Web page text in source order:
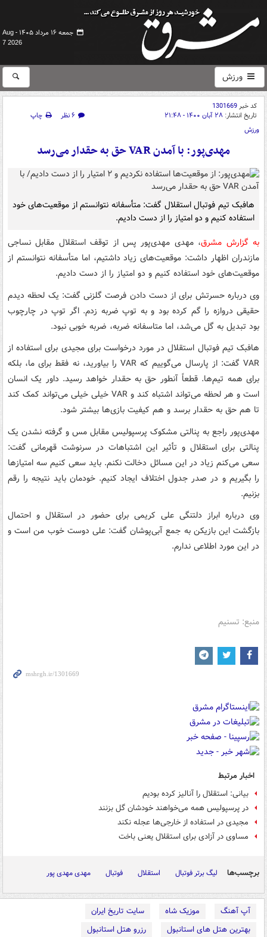
جمعه ۱۶ مرداد ۱۴۰۵ -
Aug
7 2026
ورزش
کد خبر1301669
تاریخ انتشار: ۲۸ آبان ۱۴۰۰ - ۲۱:۴۸ ۶ نظر
چاپ
ورزش
مهدی‌پور: با آمدن VAR حق به حقدار می‌رسد
هافبک تیم فوتبال استقلال گفت: متأسفانه نتوانستم از موقعیت‌های خود
استفاده کنیم و دو امتیاز را از دست دادیم.
به گزارش مشرق، مهدی مهدی‌پور پس از توقف استقلال مقابل نساجی
مازندران اظهار داشت: موقعیت‌های زیاد داشتیم، اما متأسفانه نتوانستم از
موقعیت‌های خود استفاده کنیم و دو امتیاز را از دست دادیم.
وی درباره حسرتش برای از دست دادن فرصت گلزنی گفت: یک لحظه دیدم
حقیقی دروازه را گم کرده بود و به توپ ضربه زدم. اگر توپ در چارچوب
بود تبدیل به گل می‌شد، اما متاسفانه ضربه، ضربه خوبی نبود.
هافبک تیم فوتبال استقلال در مورد درخواست برای مجیدی برای استفاده از
VAR گفت: از پارسال می‌گوییم که VAR را بیاورید، نه فقط برای ما، بلکه
برای همه تیم‌ها. قطعاً آنطور حق به حقدار خواهد رسید. داور یک انسان
است و هر لحظه می‌تواند اشتباه کند و VAR خیلی خیلی می‌تواند کمک کند
تا هم حق به حقدار برسد و هم کیفیت بازی‌ها بیشتر شود.
مهدی‌پور راجع به پنالتی مشکوک پرسپولیس مقابل مس و گرفته نشدن یک
پنالتی برای استقلال و تأثیر این اشتباهات در سرنوشت قهرمانی گفت:
سعی می‌کنم زیاد در این مسائل دخالت نکنم. باید سعی کنیم سه امتیازها
را بگیریم و در صدر جدول اختلاف ایجاد کنیم. خودمان باید نتیجه را رقم
بزنیم.
وی درباره ابراز دلتنگی علی کریمی برای حضور در استقلال و احتمال
بازگشت این بازیکن به جمع آبی‌پوشان گفت: علی دوست خوب من است و
در این مورد اطلاعی ندارم.
منبع: تسنیم
اخبار مرتبط
بیانی: استقلال را آنالیز کرده بودیم
در پرسپولیس همه می‌خواهند خودشان گل بزنند
مجیدی در استفاده از خارجی‌ها عجله نکند
مساوی در آزادی برای استقلال یعنی باخت
برچسب‌ها لیگ برتر فوتبال استقلال فوتبال مهدی مهدی پور
آپ آهنگ موزیک شاه
سایت تاریخ ایران
بهترین هتل های استانبول
رزرو هتل استانبول